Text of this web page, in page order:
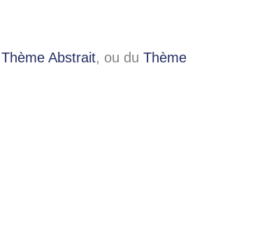
Thème Abstrait, ou du Thème